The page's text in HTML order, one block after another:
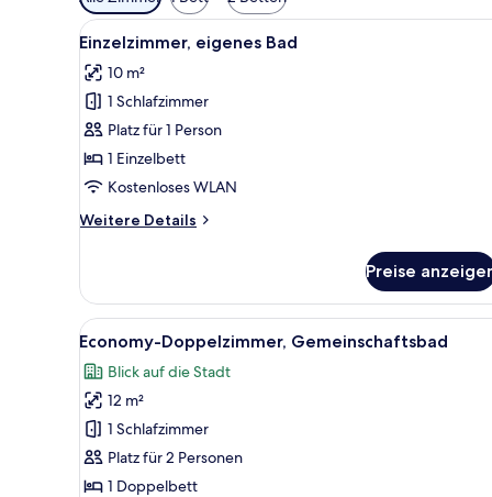
Filter
für
Zimmer
Alle
Fotos
für
Einzelzimmer,
eigenes
Bad
anzeigen
Einzelzimmer, eigenes Bad |
22
Einzelzimmer, eigenes Bad
10 m²
1 Schlafzimmer
Platz für 1 Person
1 Einzelbett
Kostenloses WLAN
Weitere Details
Weitere
eigenes
Bad
Preise
Alle
Fotos
für
Economy-
Doppelzimmer,
Gemeinschaftsbad
anzeigen
Ein Doppelbett mit weißer
14
Economy-Doppelzimmer, Gemeinschaftsbad
Blick auf die Stadt
12 m²
1 Schlafzimmer
Platz für 2 Personen
1 Doppelbett